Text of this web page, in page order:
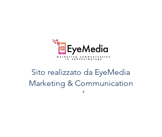
Sito realizzato da EyeMedia
Marketing & Communication
of